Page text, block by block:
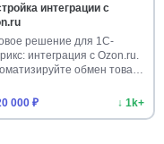
интеграции с
решение для 1С-
интеграция с Ozon.ru.
обмен това…
000 ₽ ↓ 1k+